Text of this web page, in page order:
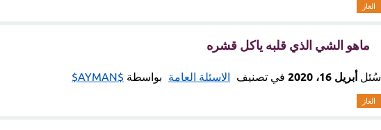
الغاز
ماهو الشي الذي قلبه ياكل قشره
سُئل أبريل 16، 2020 في تصنيف الاسئلة العامة بواسطة $AYMAN$
الغاز